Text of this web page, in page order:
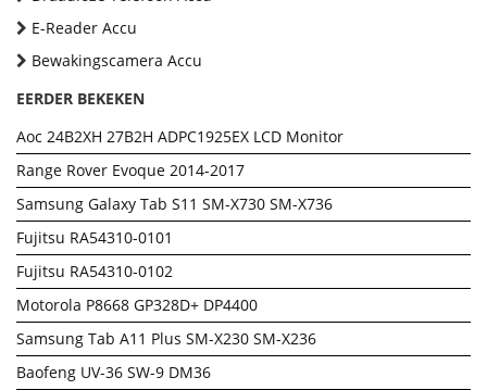
E-Reader Accu
Bewakingscamera Accu
EERDER BEKEKEN
Aoc 24B2XH 27B2H ADPC1925EX LCD Monitor
Range Rover Evoque 2014-2017
Samsung Galaxy Tab S11 SM-X730 SM-X736
Fujitsu RA54310-0101
Fujitsu RA54310-0102
Motorola P8668 GP328D+ DP4400
Samsung Tab A11 Plus SM-X230 SM-X236
Baofeng UV-36 SW-9 DM36